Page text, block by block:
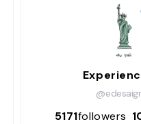
5171followers